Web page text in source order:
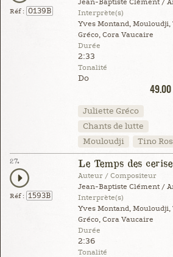
Réf : 0139B
Jean-Baptiste Clément /
Interprète(s)
Yves Montand, Mouloudji,
Gréco, Cora Vaucaire
Durée
2:33
Tonalité
Do
49.00
Juliette Gréco
Chants de lutte
Mouloudji
Tino
27.
Réf : 1593B
Le Temps des
Auteur / Compositeur
Jean-Baptiste Clément /
Interprète(s)
Yves Montand, Mouloudji,
Gréco, Cora Vaucaire
Durée
2:36
Tonalité